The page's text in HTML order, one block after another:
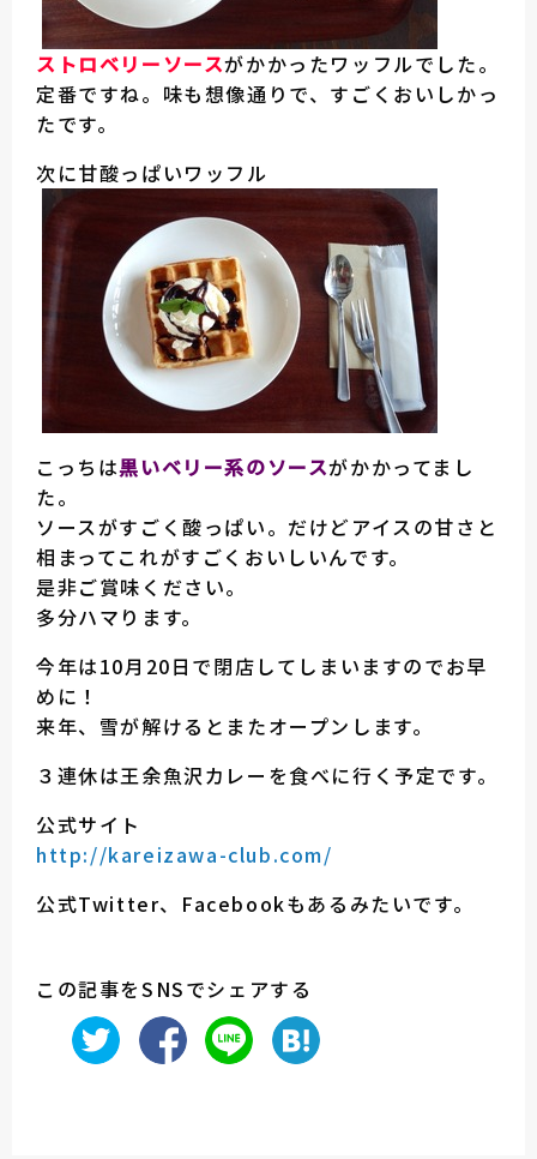
ストロベリーソースがかかったワッフルでした。
定番ですね。味も想像通りで、すごくおいしかっ
たです。
次に甘酸っぱいワッフル
こっちは黒いベリー系のソースがかかってまし
た。
ソースがすごく酸っぱい。だけどアイスの甘さと
相まってこれがすごくおいしいんです。
是非ご賞味ください。
多分ハマります。
今年は10月20日で閉店してしまいますのでお早
めに！
来年、雪が解けるとまたオープンします。
３連休は王余魚沢カレーを食べに行く予定です。
公式サイト
http://kareizawa-club.com/
公式Twitter、Facebookもあるみたいです。
この記事をSNSでシェアする